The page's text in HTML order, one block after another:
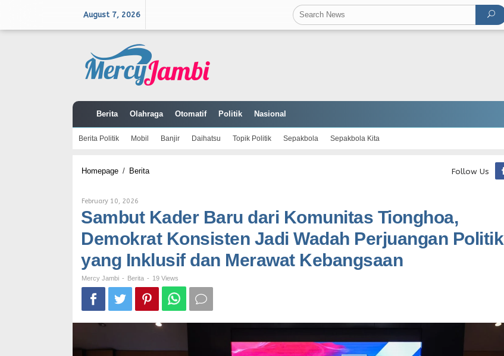
August 7, 2026
Berita Olahraga Otomatif Politik Nasional
Berita Politik Mobil Banjir Daihatsu Topik Politik Sepakbola Sepakbola Kita
Homepage / BeritaSambut
Komunitas
Tionghoa,
Konsisten
Jadi
Wadah
Perjuangan
Politik
yang
Inklusif
dan
Merawat
Kebangsaan
Follow Us
February 10, 2026
Jambi
Sambut Kader Baru dari Komunitas Tionghoa,
Demokrat Konsisten Jadi Wadah Perjuangan Politik
yang Inklusif dan Merawat Kebangsaan
Mercy Jambi - Berita - 19 Views